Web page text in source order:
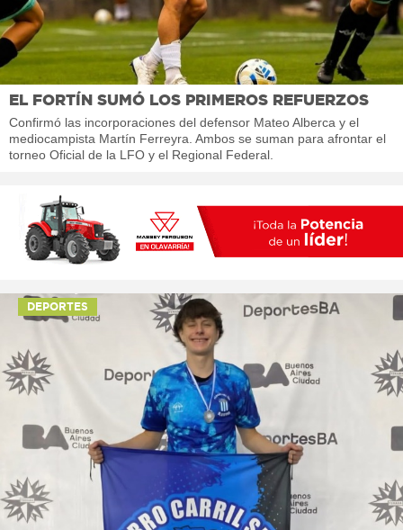
EL FORTÍN SUMÓ LOS PRIMEROS REFUERZOS
Confirmó las incorporaciones del defensor Mateo Alberca y el
mediocampista Martín Ferreyra. Ambos se suman para afrontar el
torneo Oficial de la LFO y el Regional Federal.
DEPORTES